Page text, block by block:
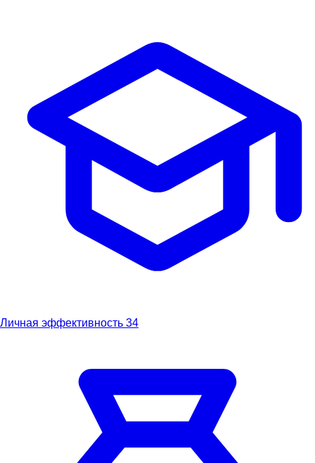
Личная эффективность 34